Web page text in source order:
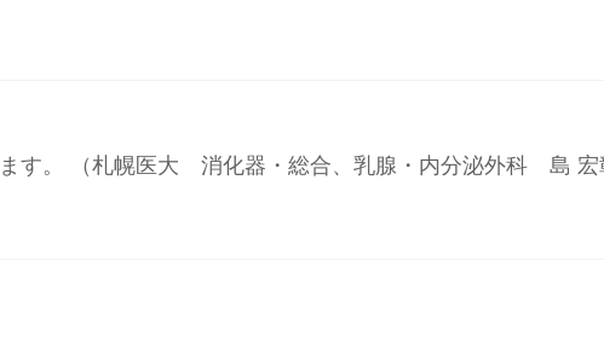
す。 （札幌医大 消化器・総合、乳腺・内分泌外科 島